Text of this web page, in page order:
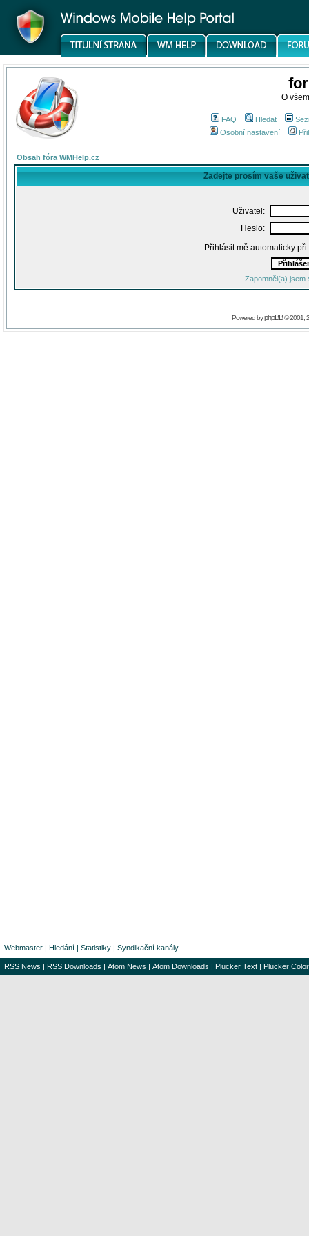
O
FAQ Hledat
Osobní nastavení
Obsah fóra WMHelp.cz
Zadejte prosím vaše
Uživatel:
Heslo:
Přihlásit mě automaticky
Zapomněl(a) jsem
Powered byphpBB© 2001,
Webmaster | Hledání | Statistiky | Syndikační kanály
RSS News | RSS Downloads | Atom News | Atom Downloads | Plucker Text | Plucker Color